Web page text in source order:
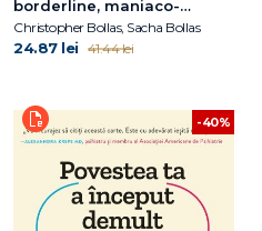
borderline, maniaco-
depresivă
Christopher Bollas, Sacha Bollas
24.87 lei 41.44 lei
-40%